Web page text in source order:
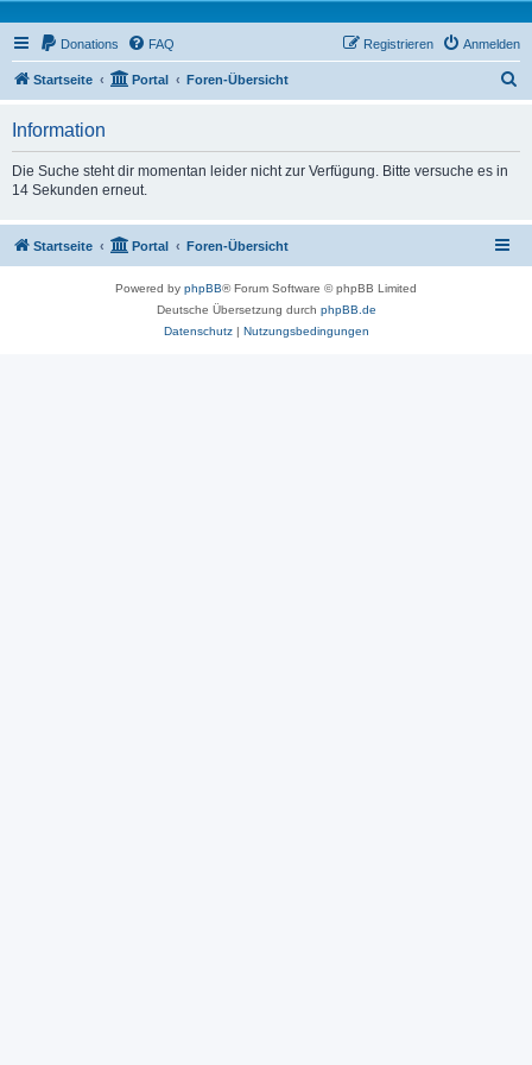
Donations FAQ Anmelden
Registrieren
Startseite Portal Foren-Übersicht
Information
Die Suche steht dir momentan leider nicht zur Verfügung. Bitte versuche es in
14 Sekunden erneut.
Startseite Portal Foren-Übersicht
Powered by phpBB® Forum Software © phpBB Limited
Deutsche Übersetzung durch phpBB.de
Datenschutz| Nutzungsbedingungen